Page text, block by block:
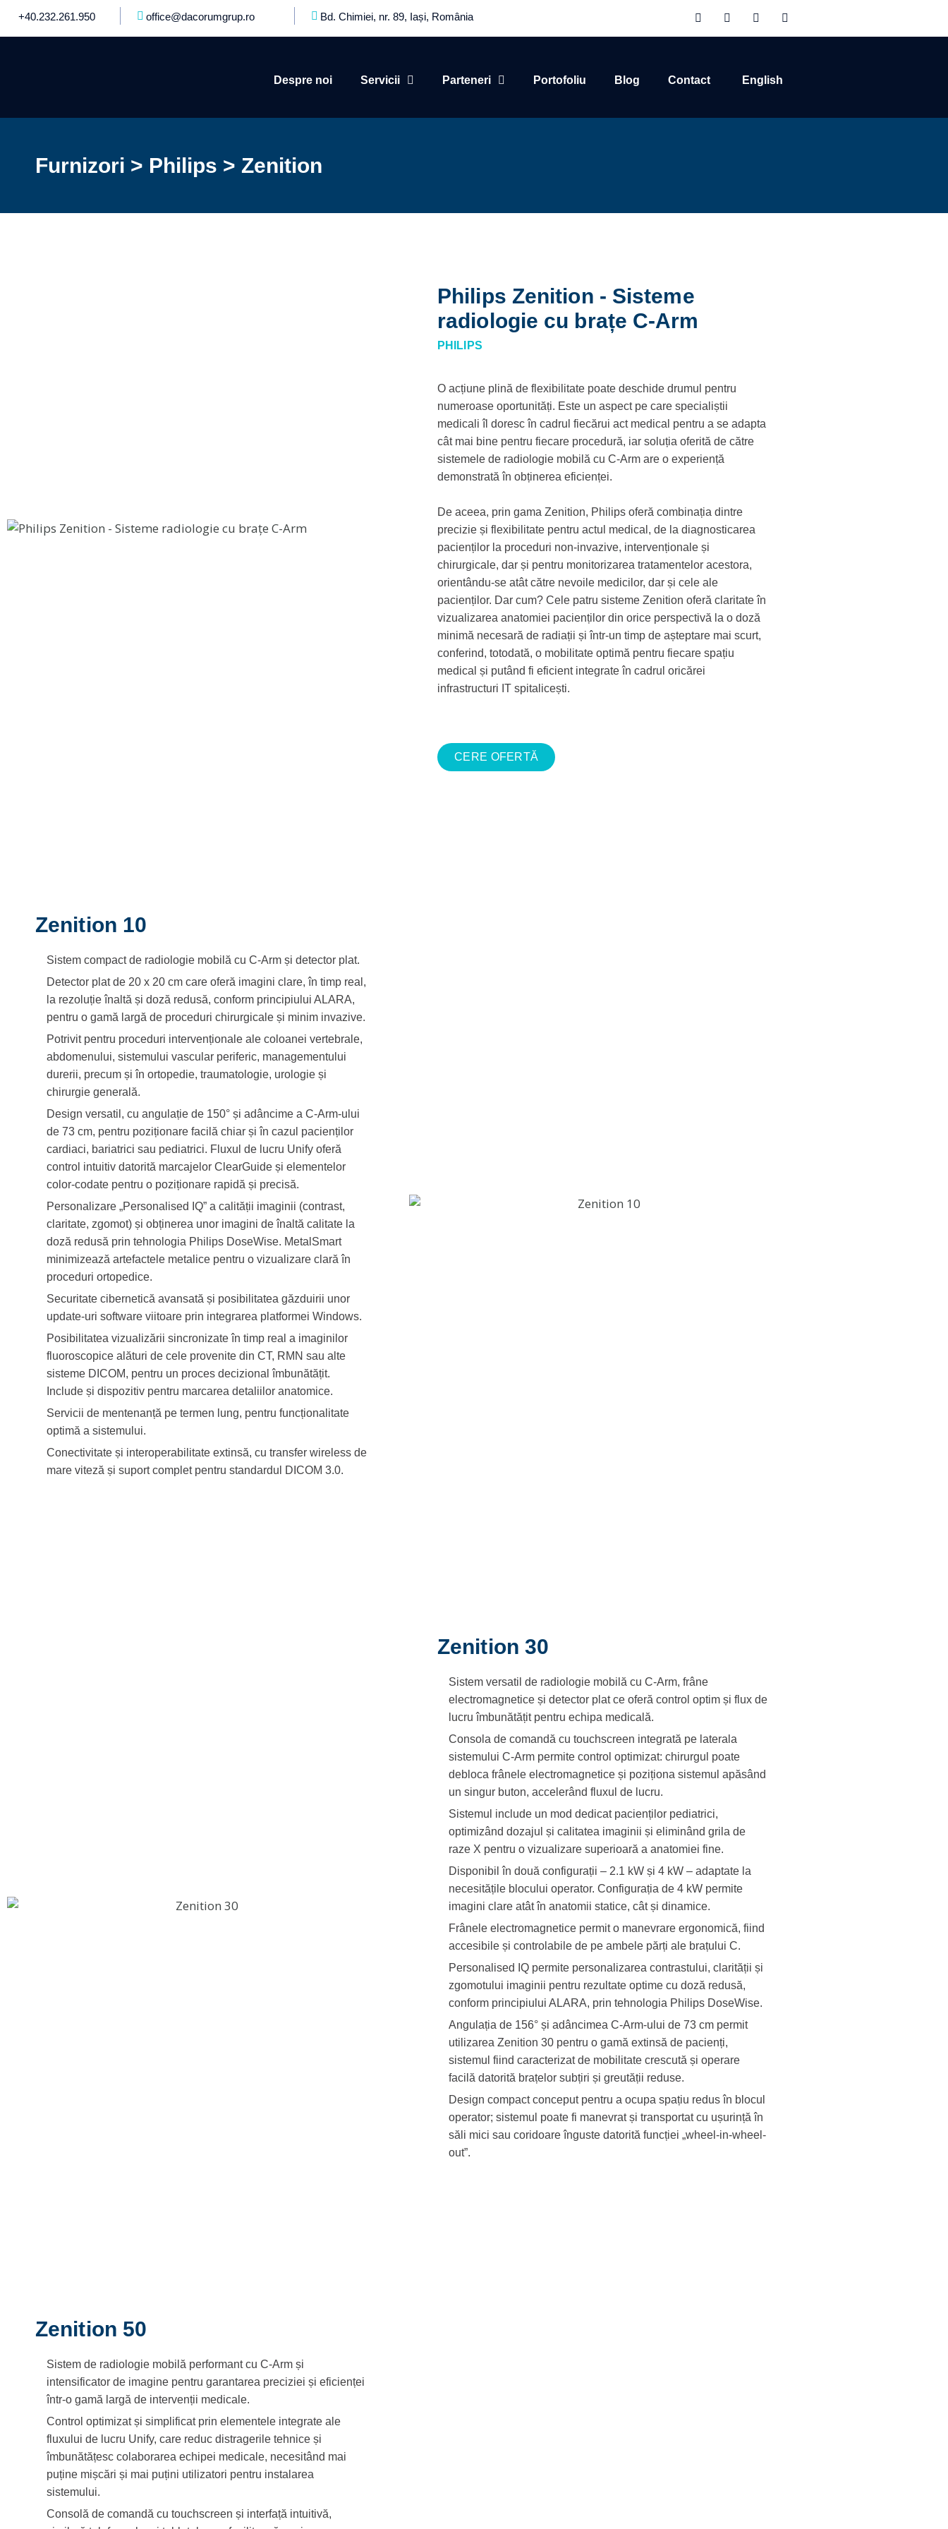
+40.232.261.950 office@dacorumgrup.ro Bd. Chimiei, nr. 89, Iași, România
Despre noi Servicii Parteneri Portofoliu Blog Contact English
Furnizori > Philips > Zenition
Philips Zenition - Sisteme
radiologie cu brațe C-Arm
PHILIPS
O acțiune plină de flexibilitate poate deschide drumul pentru
numeroase oportunități. Este un aspect pe care specialiștii
medicali îl doresc în cadrul fiecărui act medical pentru a se adapta
cât mai bine pentru fiecare procedură, iar soluția oferită de către
sistemele de radiologie mobilă cu C-Arm are o experiență
demonstrată în obținerea eficienței.
De aceea, prin gama Zenition, Philips oferă combinația dintre
precizie și flexibilitate pentru actul medical, de la diagnosticarea
pacienților la proceduri non-invazive, intervenționale și
chirurgicale, dar și pentru monitorizarea tratamentelor acestora,
orientându-se atât către nevoile medicilor, dar și cele ale
pacienților. Dar cum? Cele patru sisteme Zenition oferă claritate în
vizualizarea anatomiei pacienților din orice perspectivă la o doză
minimă necesară de radiații și într-un timp de așteptare mai scurt,
conferind, totodată, o mobilitate optimă pentru fiecare spațiu
medical și putând fi eficient integrate în cadrul oricărei
infrastructuri IT spitalicești.
CERE OFERTĂ
Zenition 10
Sistem compact de radiologie mobilă cu C-Arm și detector plat.
Detector plat de 20 x 20 cm care oferă imagini clare, în timp real,
la rezoluție înaltă și doză redusă, conform principiului ALARA,
pentru o gamă largă de proceduri chirurgicale și minim invazive.
Potrivit pentru proceduri intervenționale ale coloanei vertebrale,
abdomenului, sistemului vascular periferic, managementului
durerii, precum și în ortopedie, traumatologie, urologie și
chirurgie generală.
Design versatil, cu angulație de 150° și adâncime a C-Arm-ului
de 73 cm, pentru poziționare facilă chiar și în cazul pacienților
cardiaci, bariatrici sau pediatrici. Fluxul de lucru Unify oferă
control intuitiv datorită marcajelor ClearGuide și elementelor
color-codate pentru o poziționare rapidă și precisă.
Personalizare „Personalised IQ” a calității imaginii (contrast,
claritate, zgomot) și obținerea unor imagini de înaltă calitate la
doză redusă prin tehnologia Philips DoseWise. MetalSmart
minimizează artefactele metalice pentru o vizualizare clară în
proceduri ortopedice.
Securitate cibernetică avansată și posibilitatea găzduirii unor
update-uri software viitoare prin integrarea platformei Windows.
Posibilitatea vizualizării sincronizate în timp real a imaginilor
fluoroscopice alături de cele provenite din CT, RMN sau alte
sisteme DICOM, pentru un proces decizional îmbunătățit.
Include și dispozitiv pentru marcarea detaliilor anatomice.
Servicii de mentenanță pe termen lung, pentru funcționalitate
optimă a sistemului.
Conectivitate și interoperabilitate extinsă, cu transfer wireless de
mare viteză și suport complet pentru standardul DICOM 3.0.
Zenition 30
Sistem versatil de radiologie mobilă cu C-Arm, frâne
electromagnetice și detector plat ce oferă control optim și flux de
lucru îmbunătățit pentru echipa medicală.
Consola de comandă cu touchscreen integrată pe laterala
sistemului C-Arm permite control optimizat: chirurgul poate
debloca frânele electromagnetice și poziționa sistemul apăsând
un singur buton, accelerând fluxul de lucru.
Sistemul include un mod dedicat pacienților pediatrici,
optimizând dozajul și calitatea imaginii și eliminând grila de
raze X pentru o vizualizare superioară a anatomiei fine.
Disponibil în două configurații – 2.1 kW și 4 kW – adaptate la
necesitățile blocului operator. Configurația de 4 kW permite
imagini clare atât în anatomii statice, cât și dinamice.
Frânele electromagnetice permit o manevrare ergonomică, fiind
accesibile și controlabile de pe ambele părți ale brațului C.
Personalised IQ permite personalizarea contrastului, clarității și
zgomotului imaginii pentru rezultate optime cu doză redusă,
conform principiului ALARA, prin tehnologia Philips DoseWise.
Angulația de 156° și adâncimea C-Arm-ului de 73 cm permit
utilizarea Zenition 30 pentru o gamă extinsă de pacienți,
sistemul fiind caracterizat de mobilitate crescută și operare
facilă datorită brațelor subțiri și greutății reduse.
Design compact conceput pentru a ocupa spațiu redus în blocul
operator; sistemul poate fi manevrat și transportat cu ușurință în
săli mici sau coridoare înguste datorită funcției „wheel-in-wheel-
out”.
Zenition 50
Sistem de radiologie mobilă performant cu C-Arm și
intensificator de imagine pentru garantarea preciziei și eficienței
într-o gamă largă de intervenții medicale.
Control optimizat și simplificat prin elementele integrate ale
fluxului de lucru Unify, care reduc distragerile tehnice și
îmbunătățesc colaborarea echipei medicale, necesitând mai
puține mișcări și mai puțini utilizatori pentru instalarea
sistemului.
Consolă de comandă cu touchscreen și interfață intuitivă,